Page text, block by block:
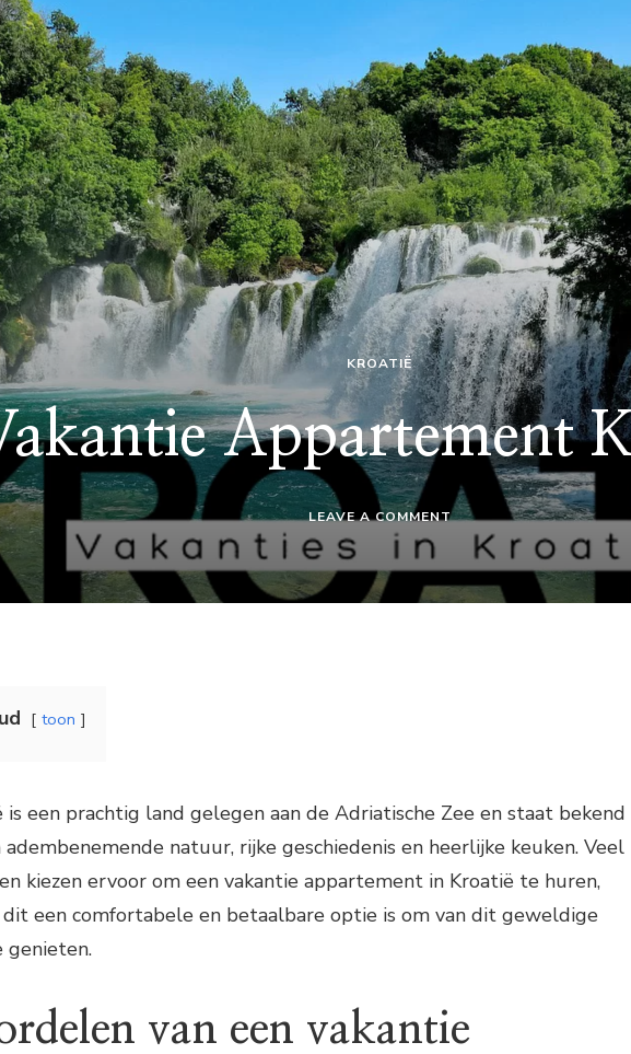
KROATIË
Appartement
LEAVE A COMMENTON
VAKANTIE
APPARTEMENT
KROATIË
toon
is een prachtig land gelegen aan de Adriatische Zee en staat bekend
adembenemende natuur, rijke geschiedenis en heerlijke keuken. Veel
kiezen ervoor om een vakantie appartement in Kroatië te huren,
een comfortabele en betaalbare optie is om van dit geweldige
genieten.
van een vakantie